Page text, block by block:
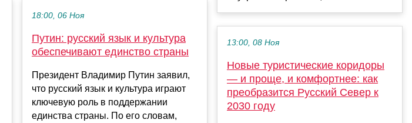
18:00, 06 Ноя
Путин: русский язык и культура
обеспечивают единство страны
Президент Владимир Путин заявил,
что русский язык и культура играют
ключевую роль в поддержании
единства страны. По его словам,
13:00, 08 Ноя
Новые туристические коридоры
— и проще, и комфортнее: как
преобразится Русский Север к
2030 году